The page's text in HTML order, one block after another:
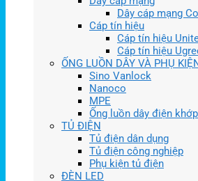
Dây cáp mạng
Cáp tín hiệu
Cáp tín hiệu
Cáp tín hiệu
ỐNG LUỒN DÂY VÀ PHỤ
Sino Vanlock
Nanoco
MPE
Ống luồn dây điện
TỦ ĐIỆN
Tủ điện dân dụng
Tủ điện công nghiệp
Phụ kiện tủ điện
ĐÈN LED